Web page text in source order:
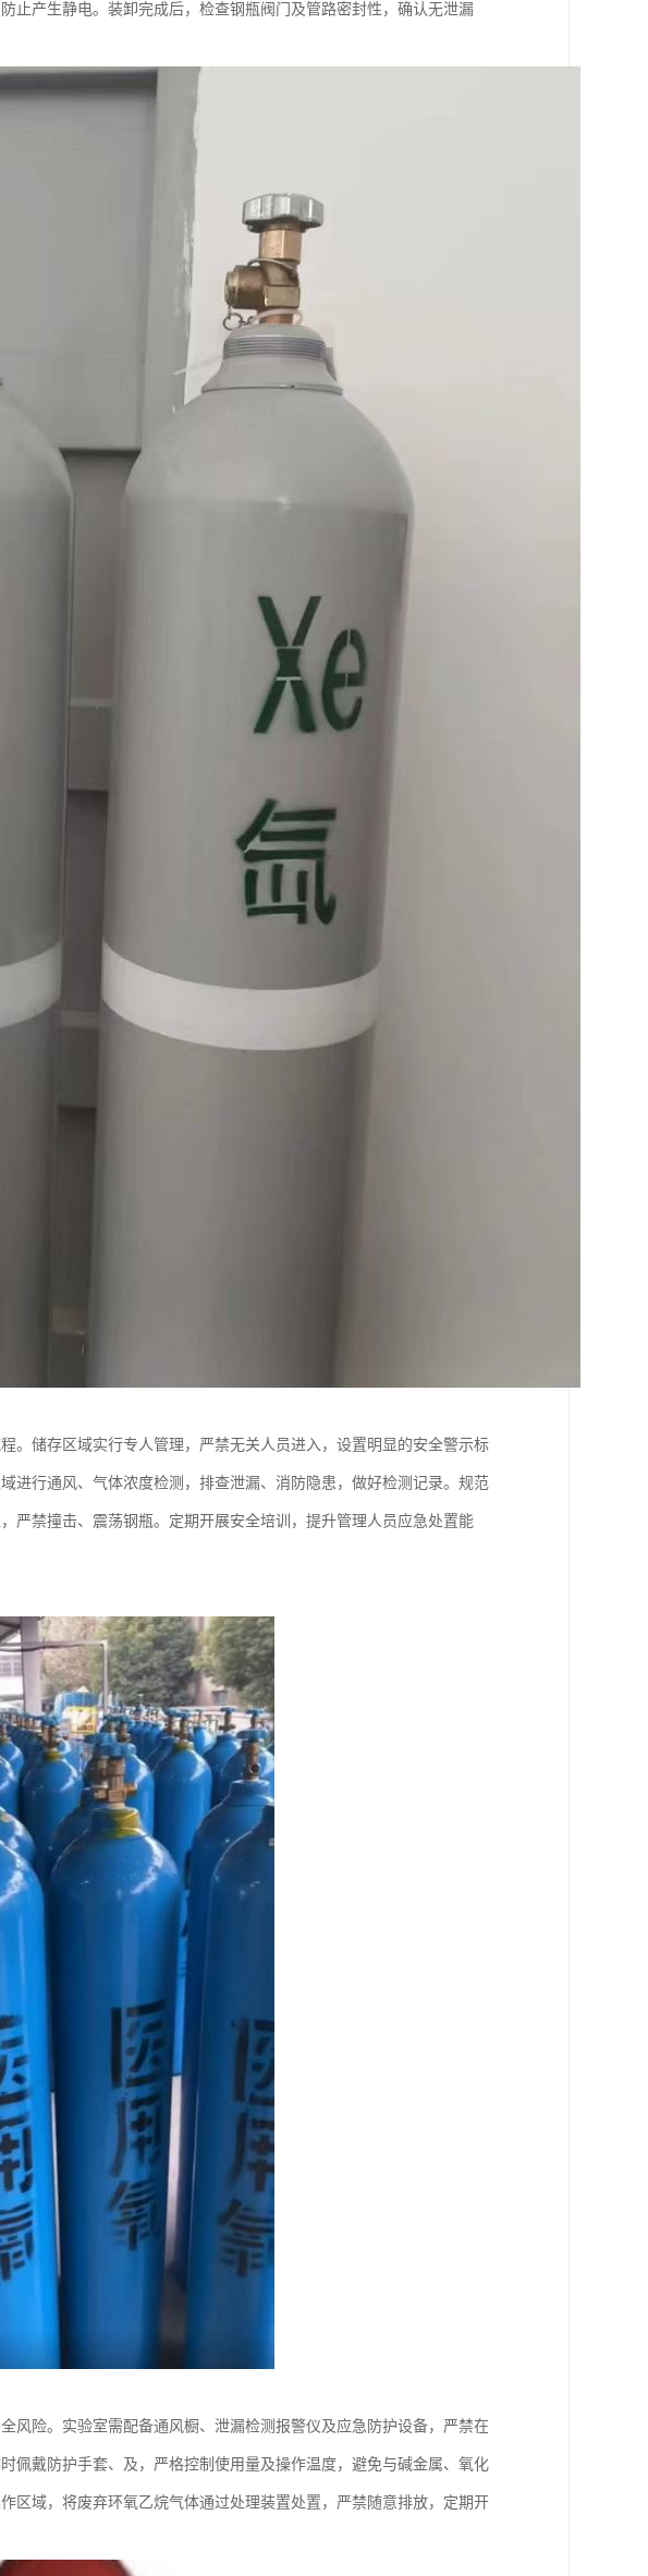
止产生静电。装卸完成后，检查钢瓶阀门及管路密封性，确认无泄漏
。储存区域实行专人管理，严禁无关人员进入，设置明显的安全警示标
进行通风、气体浓度检测，排查泄漏、消防隐患，做好检测记录。规范
严禁撞击、震荡钢瓶。定期开展安全培训，提升管理人员应急处置能
风险。实验室需配备通风橱、泄漏检测报警仪及应急防护设备，严禁在
佩戴防护手套、及，严格控制使用量及操作温度，避免与碱金属、氧化
区域，将废弃环氧乙烷气体通过处理装置处置，严禁随意排放，定期开